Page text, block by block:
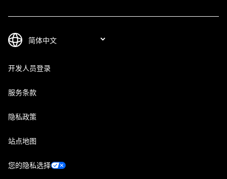
开发人员登录
服务条款
隐私政策
站点地图
您的隐私选择